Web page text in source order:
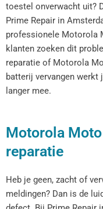
toestel onverwacht uit?
Prime Repair in
professionele Motorola
klanten zoeken dit
reparatie of Motorola
batterij vervangen
langer mee.
Motorola
reparatie
Heb je geen, zacht of
meldingen? Dan is de